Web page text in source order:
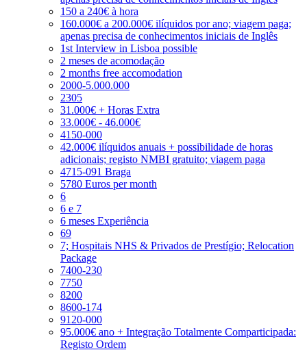
150 a 240€ à hora
160.000€ a 200.000€ ilíquidos por ano; viagem paga;
apenas precisa de conhecimentos iniciais de Inglês
1st Interview in Lisboa possible
2 meses de acomodação
2 months free accomodation
2000-5.000.000
2305
31.000€ + Horas Extra
33.000€ - 46.000€
4150-000
42.000€ ilíquidos anuais + possibilidade de horas
adicionais; registo NMBI gratuito; viagem paga
4715-091 Braga
5780 Euros per month
6
6 e 7
6 meses Experiência
69
7; Hospitais NHS & Privados de Prestígio; Relocation
Package
7400-230
7750
8200
8600-174
9120-000
95.000€ ano + Integração Totalmente Comparticipada:
Registo Ordem